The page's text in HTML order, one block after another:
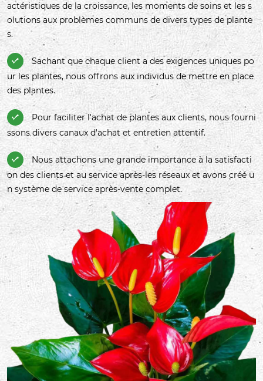
actéristiques de la croissance, les moments de soins et les s
olutions aux problèmes communs de divers types de plante
s.

Sachant que chaque client a des exigences uniques po
ur les plantes, nous offrons aux individus de mettre en place
des plantes.

Pour faciliter l'achat de plantes aux clients, nous fourni
ssons divers canaux d'achat et entretien attentif.

Nous attachons une grande importance à la satisfacti
on des clients et au service après-les réseaux et avons créé u
n système de service après-vente complet.